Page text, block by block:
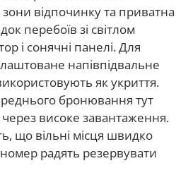
відпочинку та приватна
перебоїв зі світлом
і сонячні панелі. Для
напівпідвальне
як укриття.
бронювання тут
високе завантаження.
що вільні місця швидко
радять резервувати